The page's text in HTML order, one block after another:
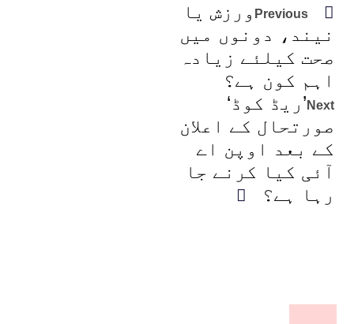
Previous ورزش یا
نیند، دونوں میں
صحت کیلئے زیادہ
اہم کون ہے؟
Next ’ریڈ کوڈ‘
صورتحال کے اعلان
کے بعد اوپن اے
آئی کیا کرنے جا
رہا ہے؟